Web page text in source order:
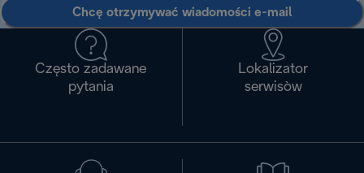
Chcę otrzymywać wiadomości e-mail
Często zadawane
pytania
Lokalizator
serwisòw